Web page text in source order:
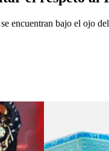
encuentran bajo el ojo